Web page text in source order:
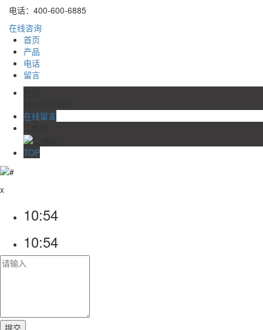
电话：400-600-6885
在线咨询
首页
产品
电话
留言
在线留言
TOP
x
10:54
10:54